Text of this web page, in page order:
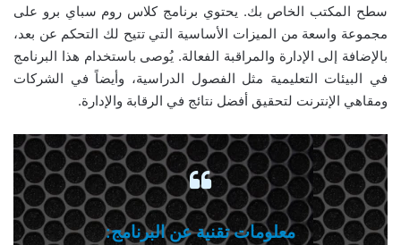
سطح المكتب الخاص بك. يحتوي برنامج كلاس روم سباي برو على
مجموعة واسعة من الميزات الأساسية التي تتيح لك التحكم عن بعد،
بالإضافة إلى الإدارة والمراقبة الفعالة. يُوصى باستخدام هذا البرنامج
في البيئات التعليمية مثل الفصول الدراسية، وأيضاً في الشركات
ومقاهي الإنترنت لتحقيق أفضل نتائج في الرقابة والإدارة.
معلومات تقنية عن البرنامج: